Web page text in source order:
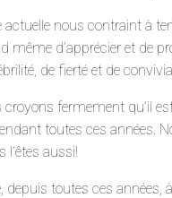
nous contraint à
même d’apprécier et de
de fierté et de
croyons fermement qu’il
toutes ces années.
l’êtes aussi!
toutes ces années,